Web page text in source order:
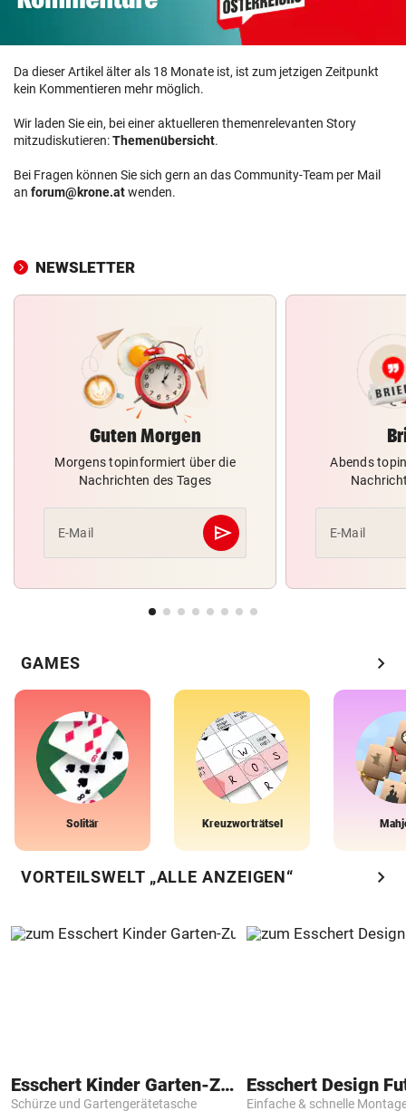
Da dieser Artikel älter als 18 Monate ist, ist zum jetzigen Zeitpunkt
kein Kommentieren mehr möglich.
Wir laden Sie ein, bei einer aktuelleren themenrelevanten Story
mitzudiskutieren:Themenübersicht.
Bei Fragen können Sie sich gern an das Community-Team per Mail
an forum@krone.atwenden.
NEWSLETTER
Guten Morgen
Morgens topinformiert über die
Nachrichten des Tages
E-Mail send
Abschicken
Abends
E-Mail
GAMES chevron_right
Solitär Kreuzworträtsel
VORTEILSWELT „ALLE ANZEIGEN“ chevron_right
Esschert Kinder Garten-Zubehör
Schürze und Gartengerätetasche Einfache & schnelle